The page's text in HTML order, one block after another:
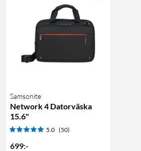
Samsonite
Network 4 Datorväska
15.6"
5.0 (50)
699:-